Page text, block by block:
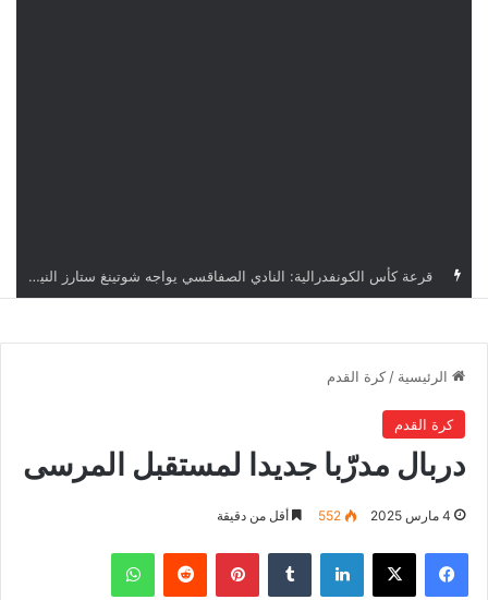
اليوم.. قرعة الأدوار التمهيدية لدوري أبطال إفريقيا وكأس الكونفدرالية بمشاركة أربعة أندية تونسية
الرئيسية / كرة القدم
كرة القدم
دربال مدرّبا جديدا لمستقبل المرسى
4 مارس 2025 552 أقل من دقيقة
فيسبوك ‫X لينكدإن بينتيريست واتساب